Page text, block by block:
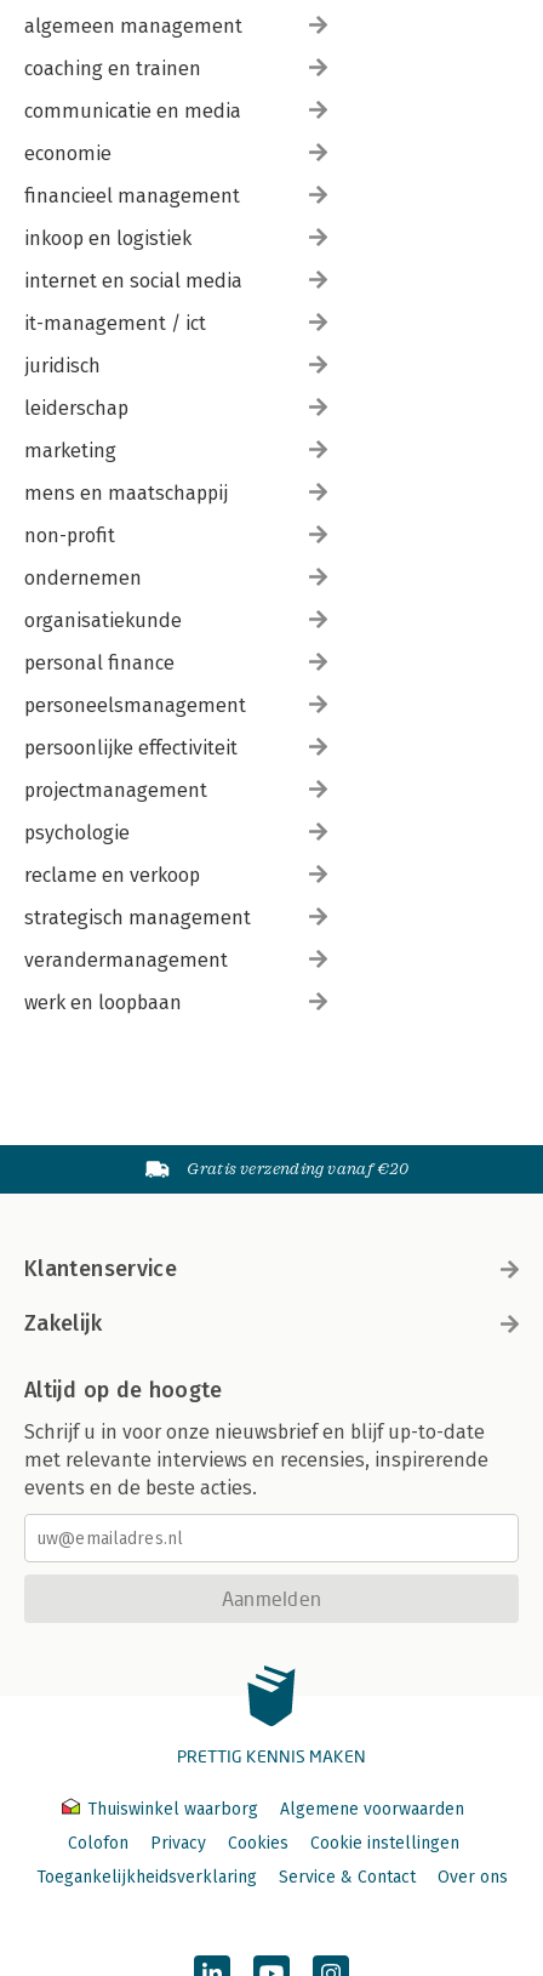
algemeen management
coaching en trainen
communicatie en media
economie
financieel management
inkoop en logistiek
internet en social media
it-management / ict
juridisch
leiderschap
marketing
mens en maatschappij
non-profit
ondernemen
organisatiekunde
personal finance
personeelsmanagement
persoonlijke effectiviteit
projectmanagement
psychologie
reclame en verkoop
strategisch management
verandermanagement
werk en loopbaan
Gratis verzending vanaf €20
Klantenservice
Zakelijk
Altijd op de hoogte
Schrijf u in voor onze nieuwsbrief en blijf up-to-date
met relevante interviews en recensies, inspirerende
events en de beste acties.
Aanmelden
PRETTIG KENNIS MAKEN
Thuiswinkel waarborg
Algemene voorwaarden
Colofon
Privacy Cookies
Cookie instellingen
Toegankelijkheidsverklaring
Service & Contact Over ons